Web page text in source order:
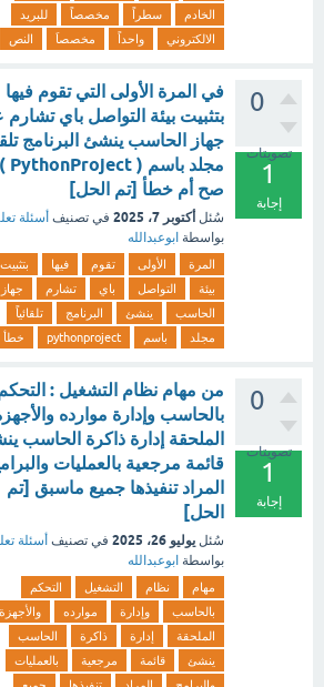
الخادم
سطراً مخصصاً
للبريد
الالكتروني
واحداً مخصصاَ النص
0
تصويتات
1
إجابة
في المرة الأولى التي تقوم فيها
بتثبيت بيئة التواصل باي
جهاز الحاسب ينشئ البرنامج
مجلد باسم ( PythonProject )
صح أم خطأ [تم الحل]
سُئل أكتوبر 7، 2025 في تصنيف أسئلة
بواسطة ابوعبدالله
المرة الأولى تقوم فيها
بتثبيت
بيئة
التواصل باي تشارم
جهاز
الحاسب
ينشئ البرنامج
تلقائياً
مجلد
باسم pythonproject خطأ
0
تصويتات
1
إجابة
من مهام نظام التشغيل :
بالحاسب وإدارة موارده
الملحقة إدارة ذاكرة الحاسب
قائمة مرجعية بالعمليات
المراد تنفيذها جميع ماسبق [تم
الحل]
سُئل يوليو 26، 2025 في تصنيف أسئلة
بواسطة ابوعبدالله
مهام نظام التشغيل
التحكم
بالحاسب
وإدارة موارده
والأجهزة
الملحقة
إدارة ذاكرة
الحاسب
ينشئ
قائمة مرجعية
بالعمليات